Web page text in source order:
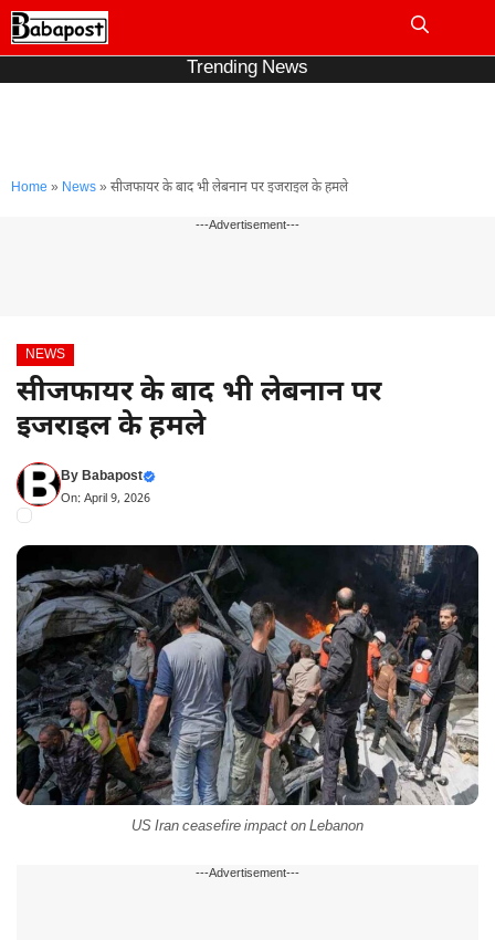
Skip
to
Trending News
Home » News» सीजफायर के बाद भी लेबनान पर इजराइल के हमले
---Advertisement---
NEWS
सीजफायर के बाद भी लेबनान पर
इजराइल के हमले
ByBabapost
On: April 9, 2026
US Iran ceasefire impact on Lebanon
---Advertisement---